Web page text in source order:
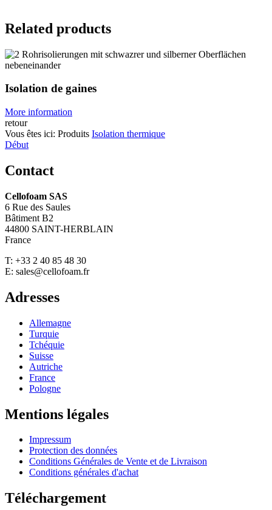
Related products
Isolation de gaines
More information
retour
Vous êtes ici: Produits Isolation thermique
Début
Contact
Cellofoam SAS
6 Rue des Saules
Bâtiment B2
44800 SAINT-HERBLAIN
France
T: +33 2 40 85 48 30
E: sales@cellofoam.fr
Adresses
Allemagne
Turquie
Tchéquie
Suisse
Autriche
France
Pologne
Mentions légales
Impressum
Protection des données
Conditions Générales de Vente et de Livraison
Conditions générales d'achat
Téléchargement